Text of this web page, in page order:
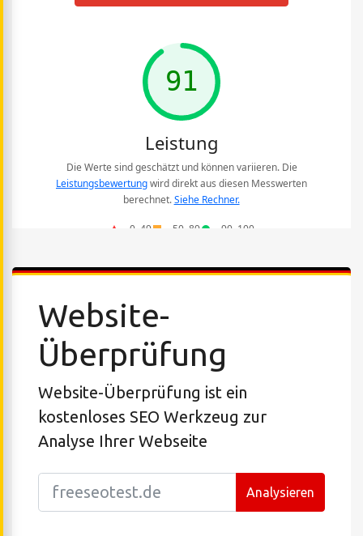
Website-
Überprüfung
Website-Überprüfung ist ein
kostenloses SEO Werkzeug zur
Analyse Ihrer Webseite
Analysieren